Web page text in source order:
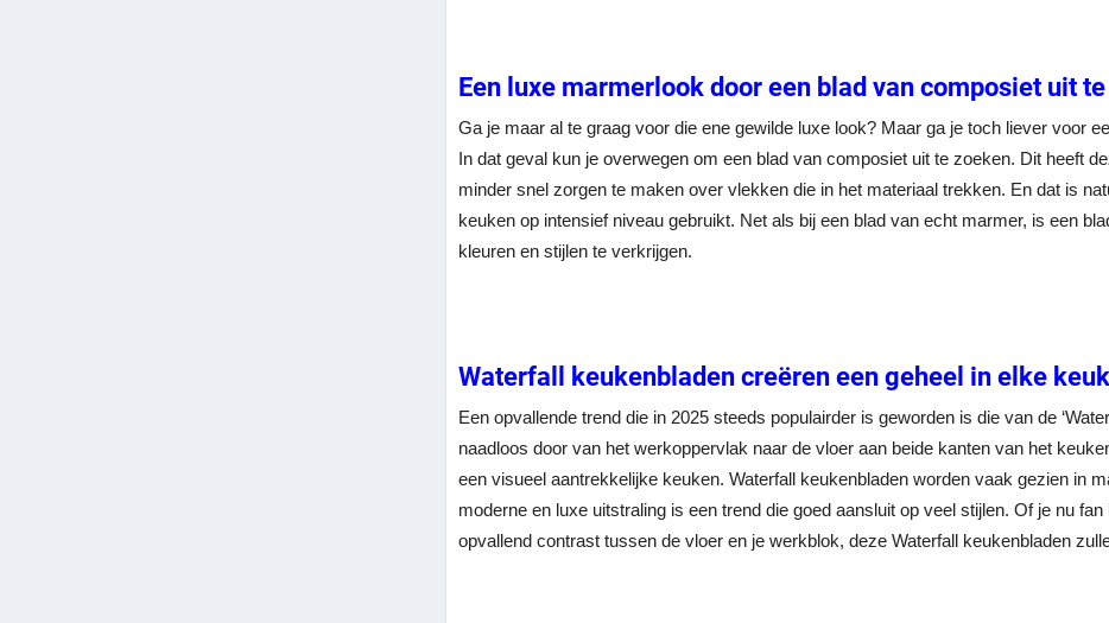
Een luxe marmerlook door een blad van composiet uit
Ga je maar al te graag voor die ene gewilde luxe look? Maar ga je toch liever voor
In dat geval kun je overwegen om een blad van composiet uit te zoeken. Dit heeft
minder snel zorgen te maken over vlekken die in het materiaal trekken. En dat is
keuken op intensief niveau gebruikt. Net als bij een blad van echt marmer, is een
kleuren en stijlen te verkrijgen.
Waterfall keukenbladen creëren een geheel in elke
Een opvallende trend die in 2025 steeds populairder is geworden is die van de
naadloos door van het werkoppervlak naar de vloer aan beide kanten van het
een visueel aantrekkelijke keuken. Waterfall keukenbladen worden vaak gezien in
moderne en luxe uitstraling is een trend die goed aansluit op veel stijlen. Of je nu
opvallend contrast tussen de vloer en je werkblok, deze Waterfall keukenbladen